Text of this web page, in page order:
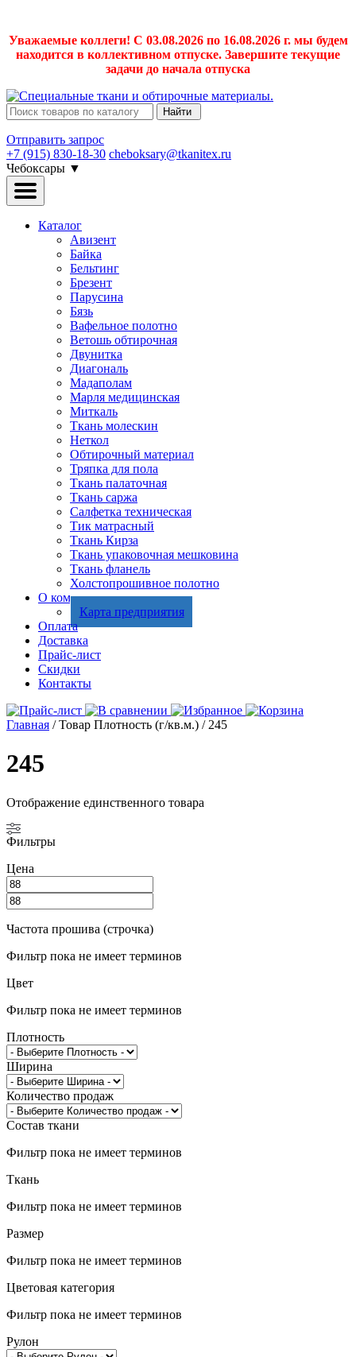
Уважаемые коллеги! С 03.08.2026 по 16.08.2026 г. мы будем
находится в коллективном отпуске. Завершите текущие
задачи до начала отпуска
Найти
Отправить запрос
+7 (915) 830-18-30 cheboksary@tkanitex.ru
Чебоксары ▼
Каталог
Авизент
Байка
Бельтинг
Брезент
Парусина
Бязь
Вафельное полотно
Ветошь обтирочная
Двунитка
Диагональ
Мадаполам
Марля медицинская
Миткаль
Ткань молескин
Неткол
Обтирочный материал
Тряпка для пола
Ткань палаточная
Ткань саржа
Салфетка техническая
Тик матрасный
Ткань Кирза
Ткань упаковочная мешковина
Ткань фланель
Холстопрошивное полотно
О компании
Карта предприятия
Оплата
Доставка
Прайс-лист
Скидки
Контакты
Главная / Товар Плотность (г/кв.м.) / 245
245
Отображение единственного товара
Фильтры
Цена
Частота прошива (строчка)
Фильтр пока не имеет терминов
Цвет
Фильтр пока не имеет терминов
Плотность
Ширина
Количество продаж
Состав ткани
Фильтр пока не имеет терминов
Ткань
Фильтр пока не имеет терминов
Размер
Фильтр пока не имеет терминов
Цветовая категория
Фильтр пока не имеет терминов
Рулон